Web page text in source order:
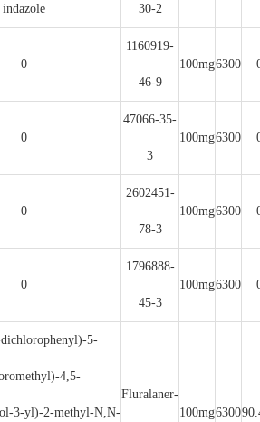
indazole 30-2
0
1160919-
46-9
100mg6300
0
47066-35-
3
100mg6300
0
2602451-
78-3
100mg6300
0
1796888-
45-3
100mg6300
5-
4,5-
3-yl)-2-methyl-N,N-
Fluralaner-
100mg6300